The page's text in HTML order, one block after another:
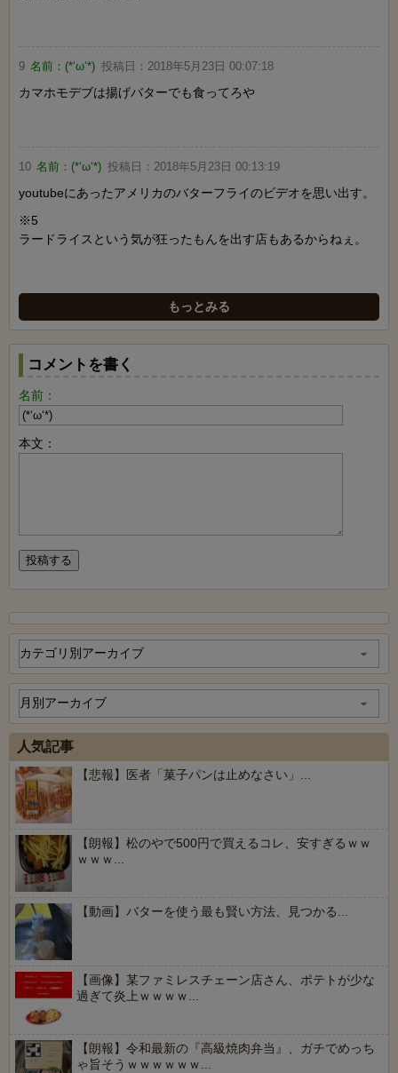
9 名前： (*‘ω‘*) 投稿日： 2018年5月23日 00:07:18
カマホモデブは揚げバターでも食ってろや
10 名前： (*‘ω‘*) 投稿日： 2018年5月23日 00:13:19
youtubeにあったアメリカのバターフライのビデオを思い出す。
※5
ラードライスという気が狂ったもんを出す店もあるからねぇ。
もっとみる
コメントを書く
名前：
本文：
人気記事
【悲報】医者「菓子パンは止めなさい」...
【朗報】松のやで500円で買えるコレ、安すぎるｗｗ
ｗｗｗ...
【動画】バターを使う最も賢い方法、見つかる...
【画像】某ファミレスチェーン店さん、ポテトが少な
過ぎて炎上ｗｗｗｗ...
【朗報】令和最新の『高級焼肉弁当』、ガチでめっち
ゃ旨そうｗｗｗｗｗｗ...